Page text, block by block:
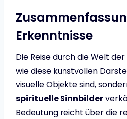
Erkenntnisse
Die Reise durch die Welt
wie diese kunstvollen
visuelle Objekte sind,
spirituelle Sinnbilder
Bedeutung reicht über die